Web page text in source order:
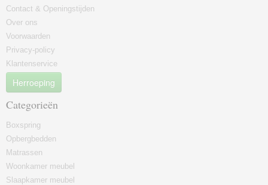
Contact & Openingstijden
Over ons
Voorwaarden
Privacy-policy
Klantenservice
Herroeping
Categorieën
Boxspring
Opbergbedden
Matrassen
Woonkamer meubel
Slaapkamer meubel